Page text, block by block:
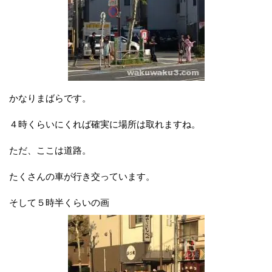
かなりまばらです。
４時くらいにくれば確実に場所は取れますね。
ただ、ここは道路。
たくさんの車が行き交っています。
そして５時半くらいの画